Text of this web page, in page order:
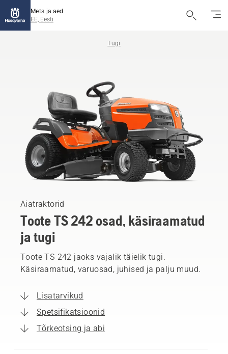
Mets ja aed
EE, Eesti
Tugi
Aiatraktorid
Toote TS 242 osad, käsiraamatud
ja tugi
Toote TS 242 jaoks vajalik täielik tugi.
Käsiraamatud, varuosad, juhised ja palju muud.
Lisatarvikud
Spetsifikatsioonid
Tõrkeotsing ja abi